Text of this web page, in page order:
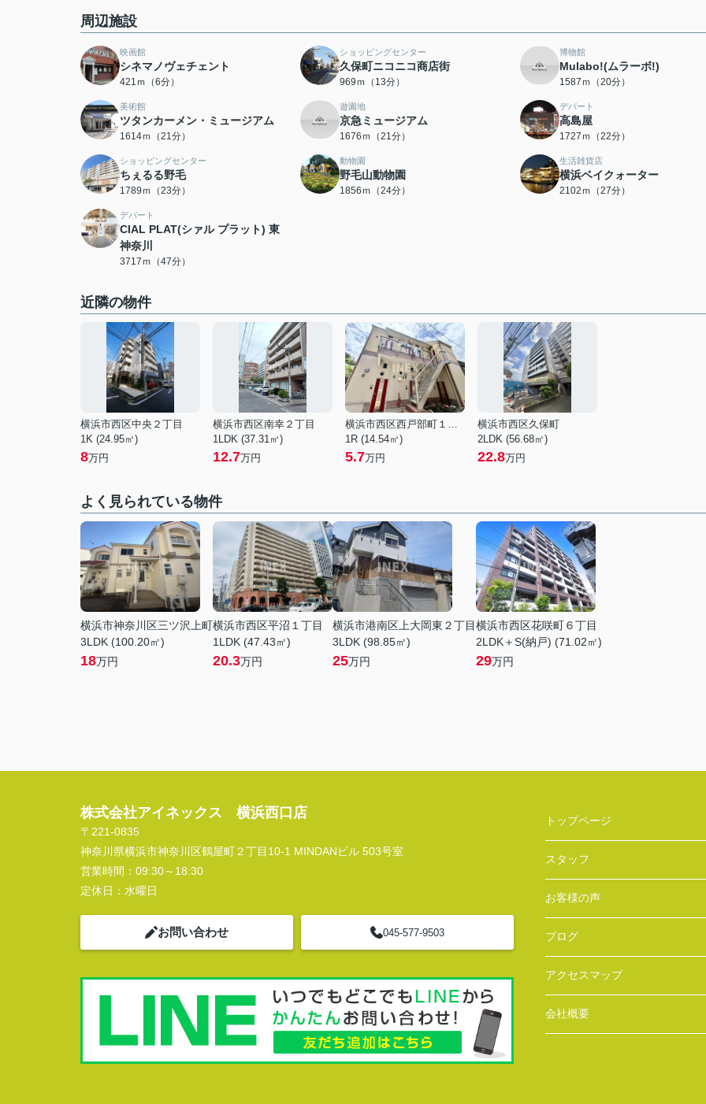
周辺施設
映画館
シネマノヴェチェント
421ｍ（6分）
ショッピングセンター
久保町ニコニコ商店街
969ｍ（13分）
博物館
Mulabo!(ムラーボ!)
1587ｍ（20分）
美術館
ツタンカーメン・ミュージアム
1614ｍ（21分）
遊園地
京急ミュージアム
1676ｍ（21分）
デパート
高島屋
1727ｍ（22分）
ショッピングセンター
ちぇるる野毛
1789ｍ（23分）
動物園
野毛山動物園
1856ｍ（24分）
生活雑貨店
横浜ベイクォーター
2102ｍ（27分）
デパート
CIAL PLAT(シァル プラット) 東
神奈川
3717ｍ（47分）
近隣の物件
横浜市西区中央２丁目
1K (24.95㎡)
8万円
横浜市西区南幸２丁目
1LDK (37.31㎡)
12.7万円
横浜市西区西戸部町１丁目
1R (14.54㎡)
5.7万円
横浜市西区久保町
2LDK (56.68㎡)
22.8万円
よく見られている物件
横浜市神奈川区三ツ沢上町
3LDK (100.20㎡)
18万円
横浜市西区平沼１丁目
1LDK (47.43㎡)
20.3万円
横浜市港南区上大岡東２丁目
3LDK (98.85㎡)
25万円
横浜市西区花咲町６丁目
2LDK＋S(納戸) (71.02㎡)
29万円
株式会社アイネックス 横浜西口店
〒221-0835
神奈川県横浜市神奈川区鶴屋町２丁目10-1 MINDANビル 503号室
営業時間： 09:30～18:30
定休日： 水曜日
お問い合わせ 045-577-9503
トップページ
スタッフ
お客様の声
ブログ
アクセスマップ
会社概要